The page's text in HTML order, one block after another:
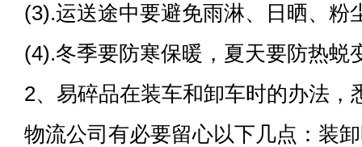
(3).运送途中要避免雨淋、日晒、粉
(4).冬季要防寒保暖，夏天要防热蜕
2、易碎品在装车和卸车时的办法，
物流公司有必要留心以下几点：装